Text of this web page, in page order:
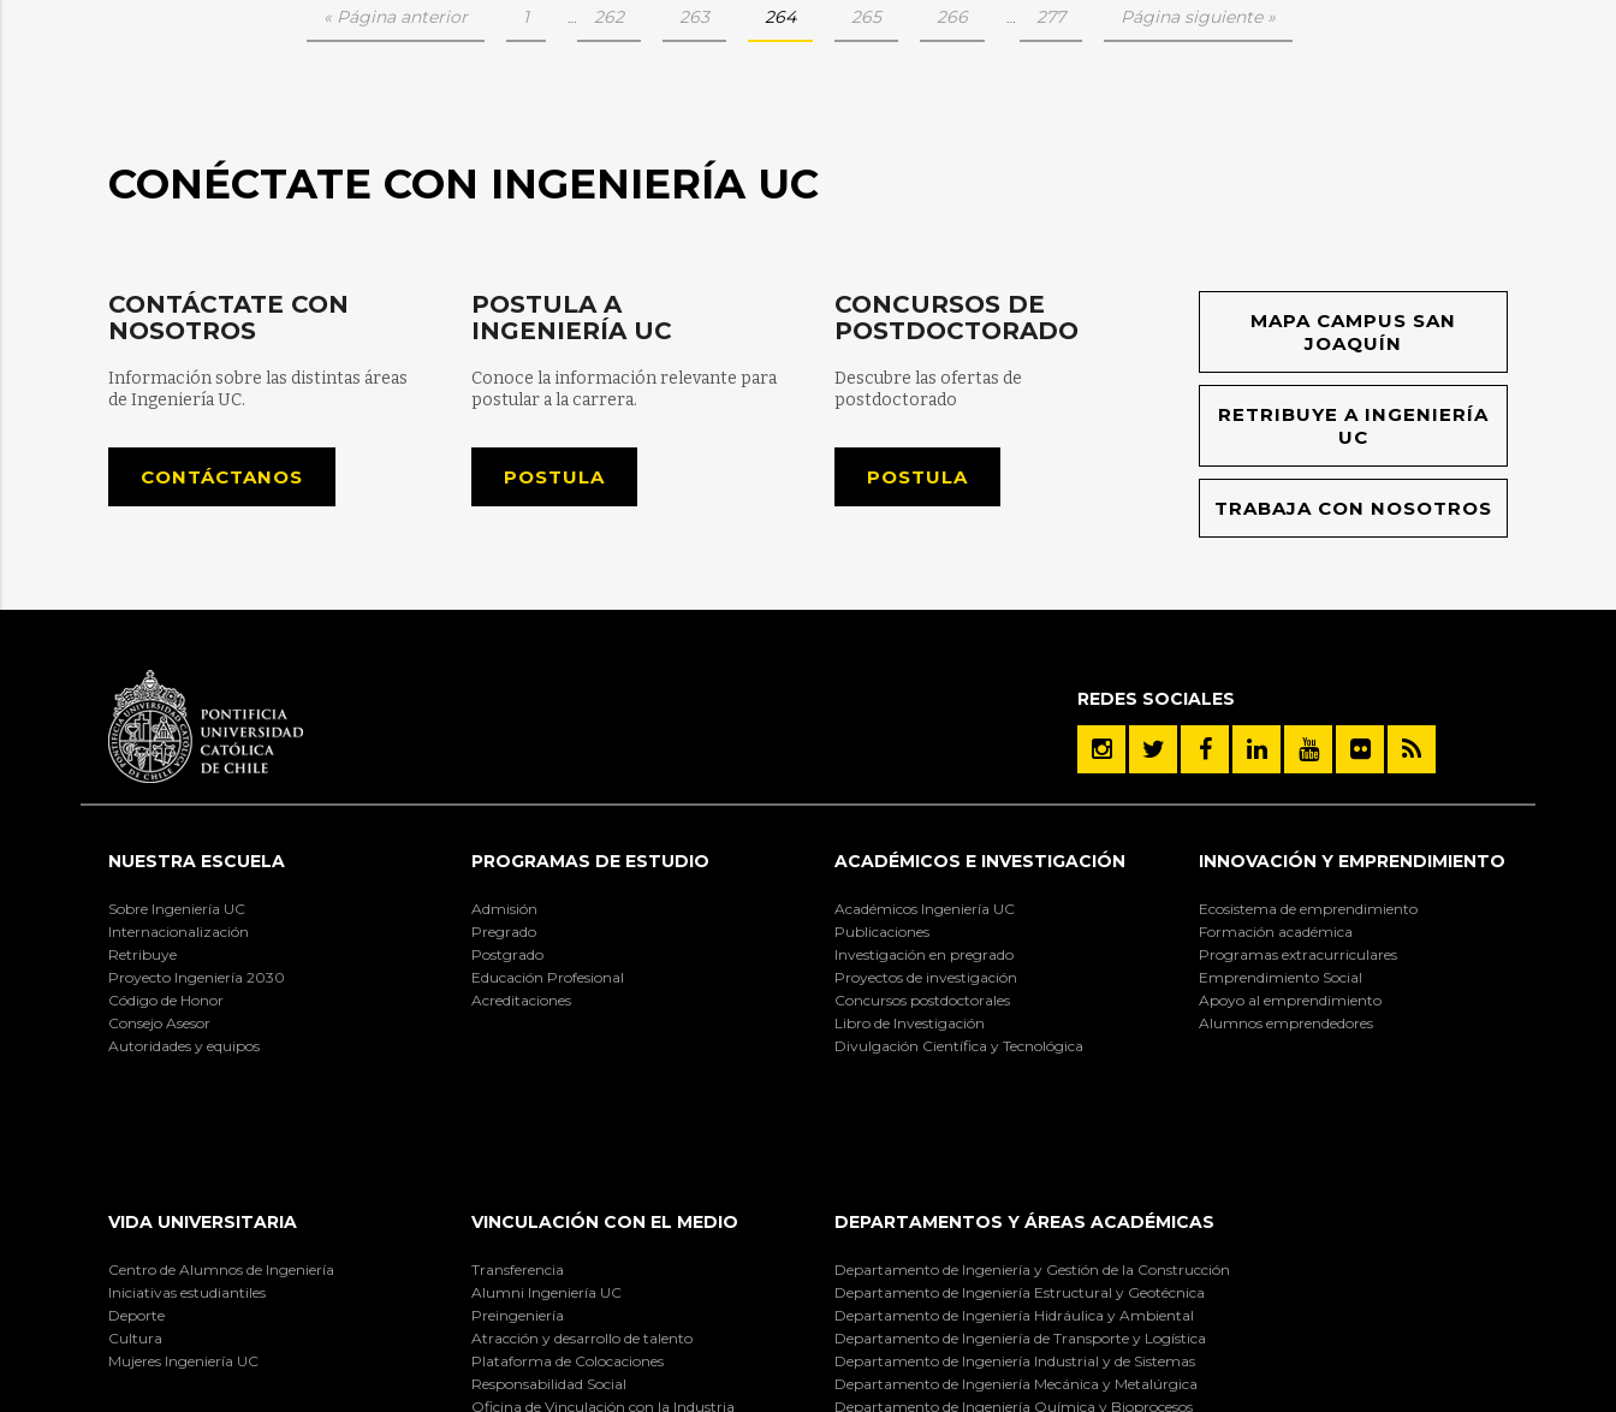
« Página anterior 1 … 262 263 264 265 266 … 277 Página siguiente »
CONÉCTATE CON INGENIERÍA UC
CONTÁCTATE CON
NOSOTROS
Información sobre las distintas áreas
de Ingeniería UC.
CONTÁCTANOS
POSTULA A
INGENIERÍA UC
Conoce la información relevante para
postular a la carrera.
POSTULA
CONCURSOS DE
POSTDOCTORADO
Descubre las ofertas de
postdoctorado
POSTULA
MAPA CAMPUS SAN
JOAQUÍN
RETRIBUYE A INGENIERÍA
UC
TRABAJA CON NOSOTROS
REDES SOCIALES
NUESTRA ESCUELA
Sobre Ingeniería UC
Internacionalización
Retribuye
Proyecto Ingeniería 2030
Código de Honor
Consejo Asesor
Autoridades y equipos
PROGRAMAS DE ESTUDIO
Admisión
Pregrado
Postgrado
Educación Profesional
Acreditaciones
ACADÉMICOS E INVESTIGACIÓN
Académicos Ingeniería UC
Publicaciones
Investigación en pregrado
Proyectos de investigación
Concursos postdoctorales
Libro de Investigación
Divulgación Científica y Tecnológica
INNOVACIÓN Y EMPRENDIMIENTO
Ecosistema de emprendimiento
Formación académica
Programas extracurriculares
Emprendimiento Social
Apoyo al emprendimiento
Alumnos emprendedores
VIDA UNIVERSITARIA
Centro de Alumnos de Ingeniería
Iniciativas estudiantiles
Deporte
Cultura
Mujeres Ingeniería UC
VINCULACIÓN CON EL MEDIO
Transferencia
Alumni Ingeniería UC
Preingeniería
Atracción y desarrollo de talento
Plataforma de Colocaciones
Responsabilidad Social
Oficina de Vinculación con la Industria
DEPARTAMENTOS Y ÁREAS ACADÉMICAS
Departamento de Ingeniería y Gestión de la Construcción
Departamento de Ingeniería Estructural y Geotécnica
Departamento de Ingeniería Hidráulica y Ambiental
Departamento de Ingeniería de Transporte y Logística
Departamento de Ingeniería Industrial y de Sistemas
Departamento de Ingeniería Mecánica y Metalúrgica
Departamento de Ingeniería Química y Bioprocesos